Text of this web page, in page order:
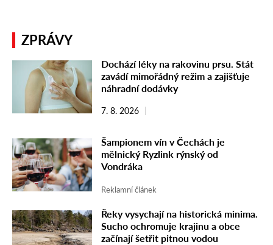
ZPRÁVY
Dochází léky na rakovinu prsu. Stát
zavádí mimořádný režim a zajišťuje
náhradní dodávky
7. 8. 2026
Šampionem vín v Čechách je
mělnický Ryzlink rýnský od
Vondráka
Reklamní článek
Řeky vysychají na historická minima.
Sucho ochromuje krajinu a obce
začínají šetřit pitnou vodou